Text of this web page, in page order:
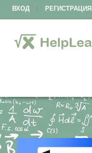
ВХОД РЕГИСТРАЦИЯ